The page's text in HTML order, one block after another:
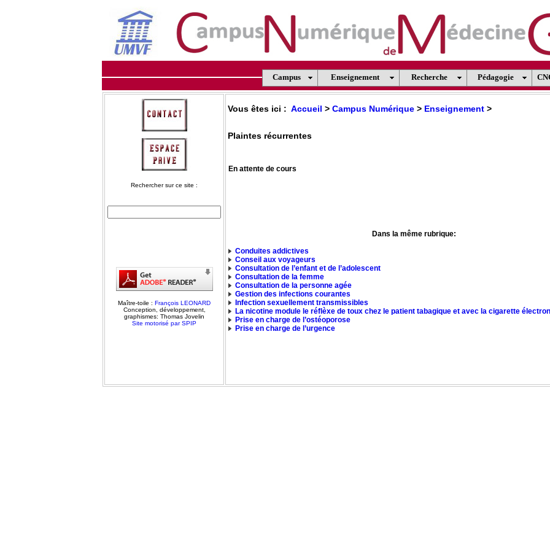
Campus Enseignement Recherche Pédagogie
Rechercher sur ce site :
Maître-toile : François LEONARD
Conception, développement,
graphismes: Thomas Jovelin
Site motorisé par SPIP
Vous êtes ici : Accueil > Campus Numérique > Enseignement >
Plaintes récurrentes
En attente de cours
Dans la même rubrique:
Conduites addictives
Conseil aux voyageurs
Consultation de l’enfant et de l’adolescent
Consultation de la femme
Consultation de la personne agée
Gestion des infections courantes
Infection sexuellement transmissibles
La nicotine module le réflèxe de toux chez le patient tabagique et avec la cigarette
Prise en charge de l’ostéoporose
Prise en charge de l’urgence